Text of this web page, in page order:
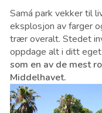
Samá park vekker til
eksplosjon av farger
trær overalt. Stedet
oppdage alt i ditt
som en av de mest
Middelhavet.